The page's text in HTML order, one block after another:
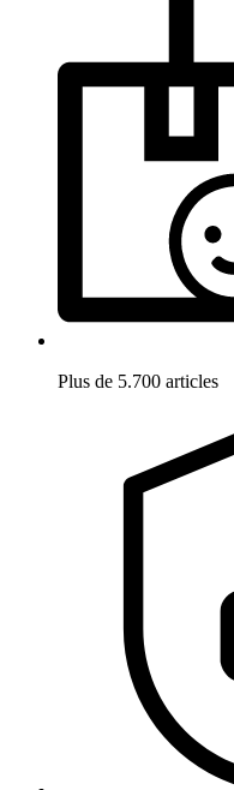
Plus de 5.700 articles